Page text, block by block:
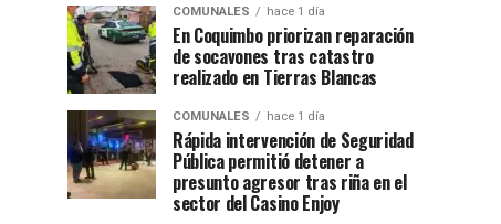
COMUNALES hace 1 día
En Coquimbo priorizan reparación
de socavones tras catastro
realizado en Tierras Blancas
COMUNALES hace 1 día
Rápida intervención de Seguridad
Pública permitió detener a
presunto agresor tras riña en el
sector del Casino Enjoy